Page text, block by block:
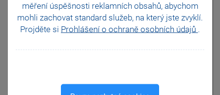
měření úspěšnosti reklamních obsahů, abychom
mohli zachovat standard služeb, na který jste zvyklí.
Projděte si Prohlášení o ochraně osobních údajů .
Zobrazí se náhled sestavy. V
okně náhledu spusťte
REPORT
Designer. Znovu se zobrazí
dialog "Převod políček